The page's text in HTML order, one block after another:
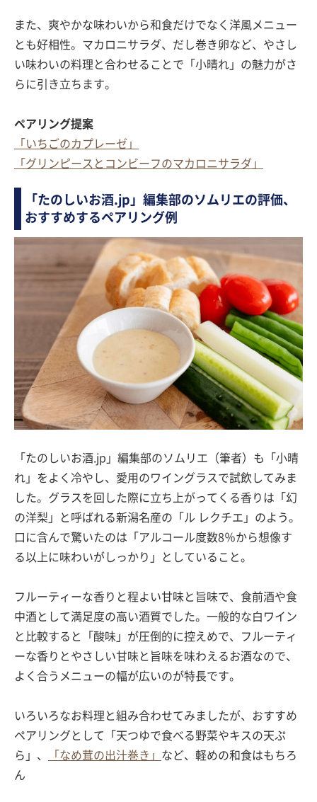
また、爽やかな味わいから和食だけでなく洋風メニュー
とも好相性。マカロニサラダ、だし巻き卵など、やさし
い味わいの料理と合わせることで「小晴れ」の魅力がさ
らに引き立ちます。
ペアリング提案
「いちごのカプレーゼ」
「グリンピースとコンビーフのマカロニサラダ」
「たのしいお酒.jp」編集部のソムリエの評価、
おすすめするペアリング例
「たのしいお酒.jp」編集部のソムリエ（筆者）も「小晴
れ」をよく冷やし、愛用のワイングラスで試飲してみま
した。グラスを回した際に立ち上がってくる香りは「幻
の洋梨」と呼ばれる新潟名産の「ル レクチエ」のよう。
口に含んで驚いたのは「アルコール度数8％から想像す
る以上に味わいがしっかり」としていること。
フルーティーな香りと程よい甘味と旨味で、食前酒や食
中酒として満足度の高い酒質でした。一般的な白ワイン
と比較すると「酸味」が圧倒的に控えめで、フルーティ
ーな香りとやさしい甘味と旨味を味わえるお酒なので、
よく合うメニューの幅が広いのが特長です。
いろいろなお料理と組み合わせてみましたが、おすすめ
ペアリングとして「天つゆで食べる野菜やキスの天ぷ
ら」、
「なめ茸の出汁巻き」 など、軽めの和食はもちろ
ん